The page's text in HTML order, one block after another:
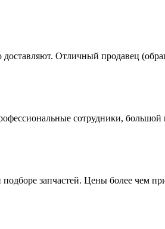
Отличный продавец
сотрудники,
запчастей. Цены более чем